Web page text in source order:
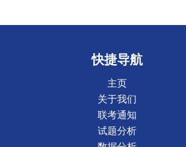
快捷导航
主页
关于我们
联考通知
试题分析